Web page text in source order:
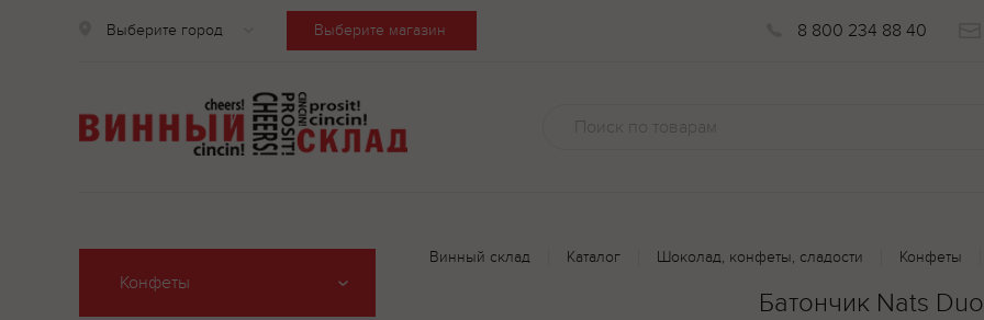
Выберите город Выберите магазин 8 800 234 88 40
Конфеты
Винный склад Каталог Шоколад, конфеты, сладости Конфеты
Батончик Nats